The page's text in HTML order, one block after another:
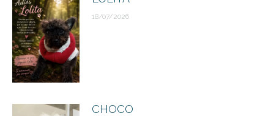
18/07/2026
CHOCO